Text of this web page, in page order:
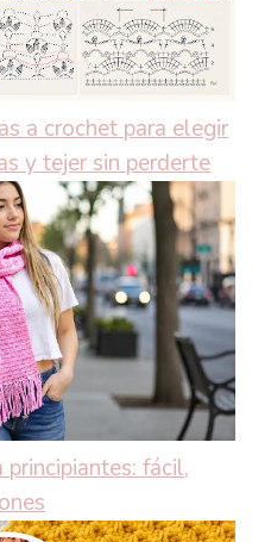
a crochet para elegir
y tejer sin perderte
fácil,